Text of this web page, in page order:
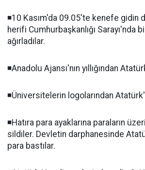
◾️10 Kasım'da 09.05'te kenefe gidin
herifi Cumhurbaşkanlığı Sarayı'nda
ağırladılar.
◾️Anadolu Ajansı'nın yıllığından
◾️Üniversitelerin logolarından
◾️Hatıra para ayaklarına paraların
sildiler. Devletin darphanesinde
para bastılar.